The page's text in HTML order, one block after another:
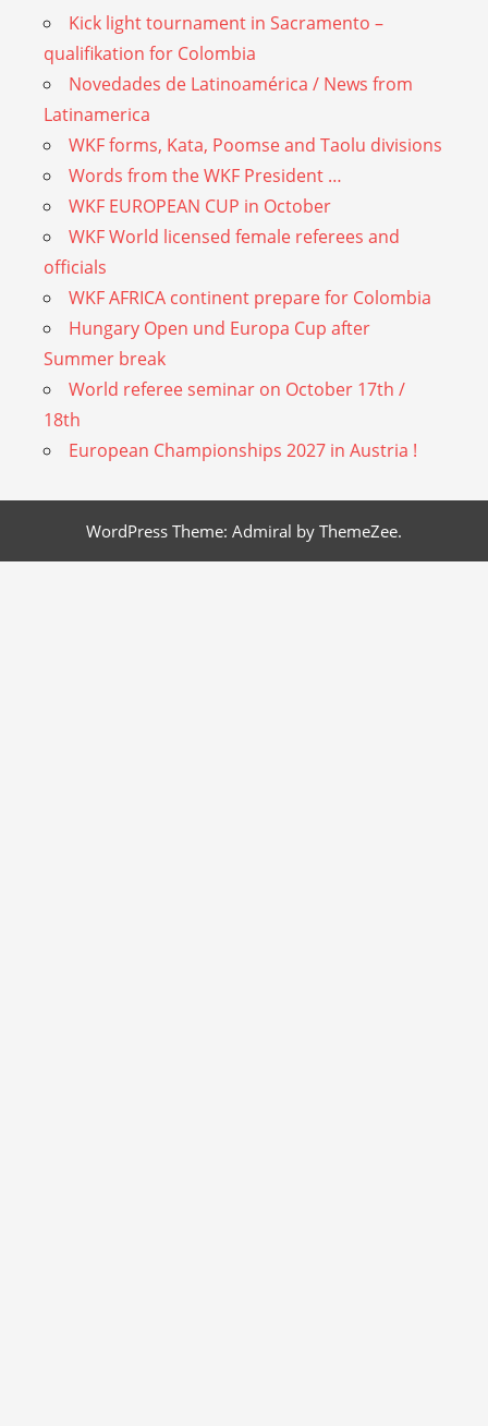
Kick light tournament in Sacramento –
qualifikation for Colombia
Novedades de Latinoamérica / News from
Latinamerica
WKF forms, Kata, Poomse and Taolu divisions
Words from the WKF President …
WKF EUROPEAN CUP in October
WKF World licensed female referees and
officials
WKF AFRICA continent prepare for Colombia
Hungary Open und Europa Cup after
Summer break
World referee seminar on October 17th /
18th
European Championships 2027 in Austria !
WordPress Theme: Admiral by ThemeZee.